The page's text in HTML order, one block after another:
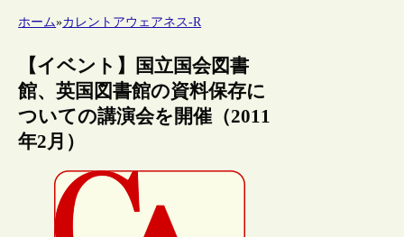
ホーム»カレントアウェアネス-R
【イベント】国立国会図書
館、英国図書館の資料保存に
ついての講演会を開催（2011
年2月）